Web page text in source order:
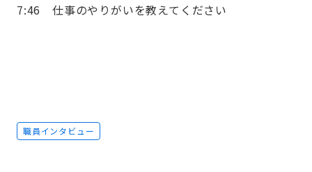
7:46 仕事のやりがいを教えてください
職員インタビュー